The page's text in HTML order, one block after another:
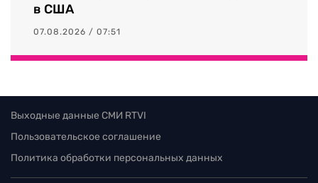
в США
07.08.2026 / 07:51
Выходные данные СМИ RTVI
Пользовательское соглашение
Политика обработки персональных данных